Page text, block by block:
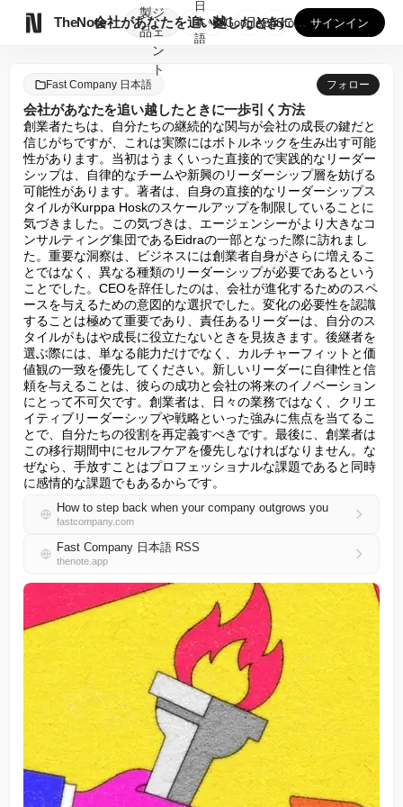
TheNote
製
品
ジ
ェ
ン
ト
会社があなたを追い越したときに一歩引く方法
日
本
語
GooglePlay
AppStore サインイン
Fast Company 日本語 フォロー
会社があなたを追い越したときに一歩引く方法
創業者たちは、自分たちの継続的な関与が会社の成長の鍵だと
信じがちですが、これは実際にはボトルネックを生み出す可能
性があります。当初はうまくいった直接的で実践的なリーダー
シップは、自律的なチームや新興のリーダーシップ層を妨げる
可能性があります。著者は、自身の直接的なリーダーシップス
タイルがKurppa Hoskのスケールアップを制限していることに
気づきました。この気づきは、エージェンシーがより大きなコ
ンサルティング集団であるEidraの一部となった際に訪れまし
た。重要な洞察は、ビジネスには創業者自身がさらに増えるこ
とではなく、異なる種類のリーダーシップが必要であるという
ことでした。CEOを辞任したのは、会社が進化するためのスペ
ースを与えるための意図的な選択でした。変化の必要性を認識
することは極めて重要であり、責任あるリーダーは、自分のス
タイルがもはや成長に役立たないときを見抜きます。後継者を
選ぶ際には、単なる能力だけでなく、カルチャーフィットと価
値観の一致を優先してください。新しいリーダーに自律性と信
頼を与えることは、彼らの成功と会社の将来のイノベーション
にとって不可欠です。創業者は、日々の業務ではなく、クリエ
イティブリーダーシップや戦略といった強みに焦点を当てるこ
とで、自分たちの役割を再定義すべきです。最後に、創業者は
この移行期間中にセルフケアを優先しなければなりません。な
ぜなら、手放すことはプロフェッショナルな課題であると同時
に感情的な課題でもあるからです。
How to step back when your company outgrows you
fastcompany.com
Fast Company 日本語 RSS
thenote.app